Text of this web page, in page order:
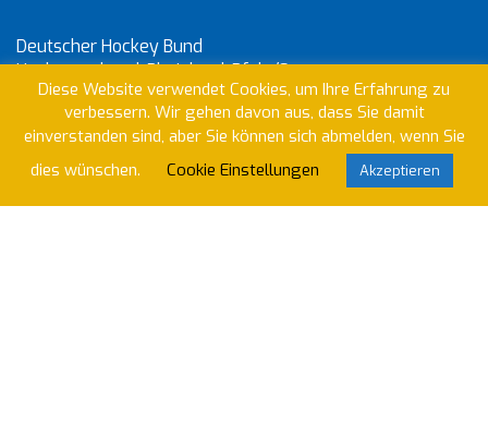
Deutscher Hockey Bund
Hockeyverband-Rheinland-Pfalz/Saar
Internationaler Hockey Verband
PST Trier – Hauptverein
Diese Website verwendet Cookies, um Ihre Erfahrung zu
verbessern. Wir gehen davon aus, dass Sie damit
einverstanden sind, aber Sie können sich abmelden, wenn Sie
dies wünschen.
Cookie Einstellungen Akzeptieren